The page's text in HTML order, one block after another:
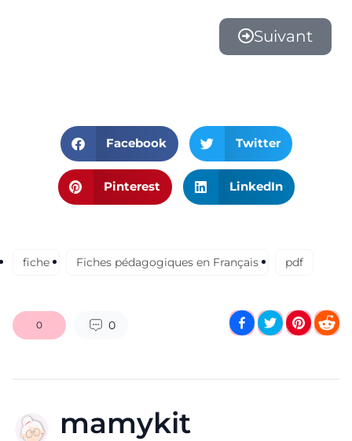
Suivant
Facebook Twitter
Pinterest LinkedIn
fiche Fiches pédagogiques en Français pdf
0 0
mamykit